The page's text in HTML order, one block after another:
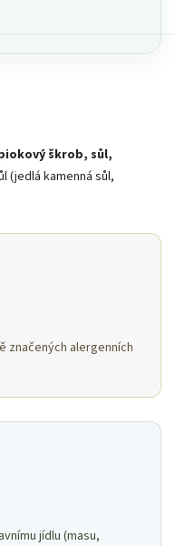
škrob, sůl,
(jedlá kamenná sůl,
značených alergenních
jídlu (masu,